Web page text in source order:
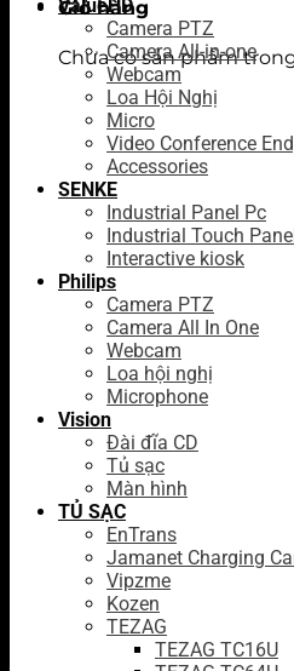
Giỏ hàng
Chưa có sản phẩm
ValueHD
Camera PTZ
Camera All-in-one
Webcam
Loa Hội Nghị
Micro
Video Conference
Accessories
SENKE
Industrial Panel Pc
Industrial Touch
Interactive kiosk
Philips
Camera PTZ
Camera All In One
Webcam
Loa hội nghị
Microphone
Vision
Đài đĩa CD
Tủ sạc
Màn hình
TỦ SẠC
EnTrans
Jamanet Charging
Vipzme
Kozen
TEZAG
TEZAG TC16U